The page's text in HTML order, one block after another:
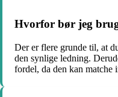
Hvorfor bør jeg
Der er flere grunde til, at
den synlige ledning.
fordel, da den kan